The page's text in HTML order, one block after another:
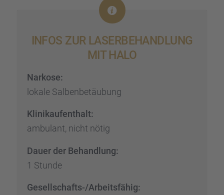
INFOS ZUR LASER­BE­HAND­LUNG
MIT HALO
Narkose:
lokale Salben­be­täu­bung
Klinik­auf­ent­halt:
ambulant, nicht nötig
Dauer der Behand­lung:
1 Stunde
Gesell­schafts-/Arbeits­fä­hig: